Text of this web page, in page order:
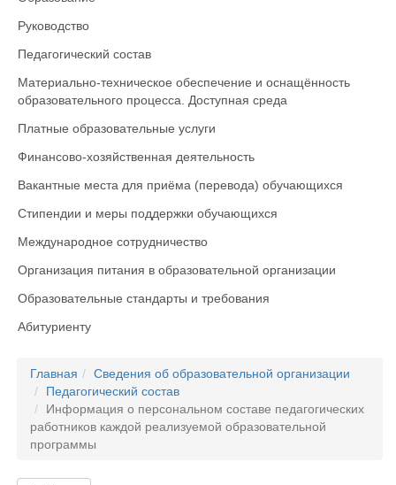
Руководство
Педагогический состав
Материально-техническое обеспечение и оснащённость
образовательного процесса. Доступная среда
Платные образовательные услуги
Финансово-хозяйственная деятельность
Вакантные места для приёма (перевода) обучающихся
Стипендии и меры поддержки обучающихся
Международное сотрудничество
Организация питания в образовательной организации
Образовательные стандарты и требования
Абитуриенту
Главная
Сведения об образовательной организации
Педагогический состав
Информация о персональном составе педагогических
работников каждой реализуемой образовательной
программы